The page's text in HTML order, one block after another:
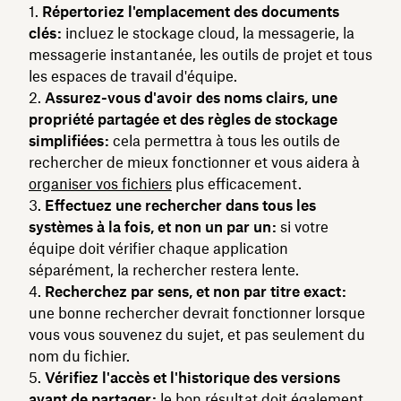
Répertoriez l'emplacement des documents
clés : incluez le stockage cloud, la messagerie, la
messagerie instantanée, les outils de projet et tous
les espaces de travail d'équipe.
Assurez-vous d'avoir des noms clairs, une
propriété partagée et des règles de stockage
simplifiées : cela permettra à tous les outils de
rechercher de mieux fonctionner et vous aidera à
organiser vos fichiers plus efficacement.
Effectuez une rechercher dans tous les
systèmes à la fois, et non un par un : si votre
équipe doit vérifier chaque application
séparément, la rechercher restera lente.
Recherchez par sens, et non par titre exact :
une bonne rechercher devrait fonctionner lorsque
vous vous souvenez du sujet, et pas seulement du
nom du fichier.
Vérifiez l'accès et l'historique des versions